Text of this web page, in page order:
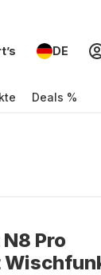
DE
Deals %
Pro